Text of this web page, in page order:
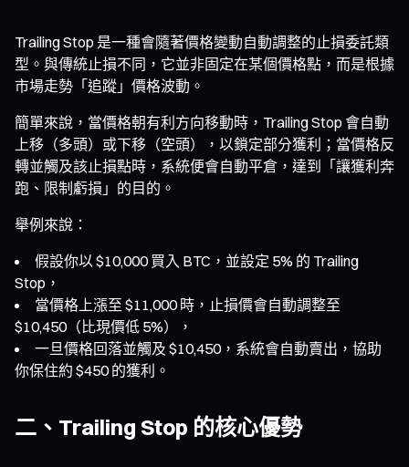
Trailing Stop 是一種會隨著價格變動自動調整的止損委託類
型。與傳統止損不同，它並非固定在某個價格點，而是根據
市場走勢「追蹤」價格波動。
簡單來說，當價格朝有利方向移動時，Trailing Stop 會自動
上移（多頭）或下移（空頭），以鎖定部分獲利；當價格反
轉並觸及該止損點時，系統便會自動平倉，達到「讓獲利奔
跑、限制虧損」的目的。
舉例來說：
假設你以 $10,000 買入 BTC，並設定 5% 的 Trailing
Stop，
當價格上漲至 $11,000 時，止損價會自動調整至
$10,450（比現價低 5%），
一旦價格回落並觸及 $10,450，系統會自動賣出，協助
你保住約 $450 的獲利。
二、Trailing Stop 的核心優勢